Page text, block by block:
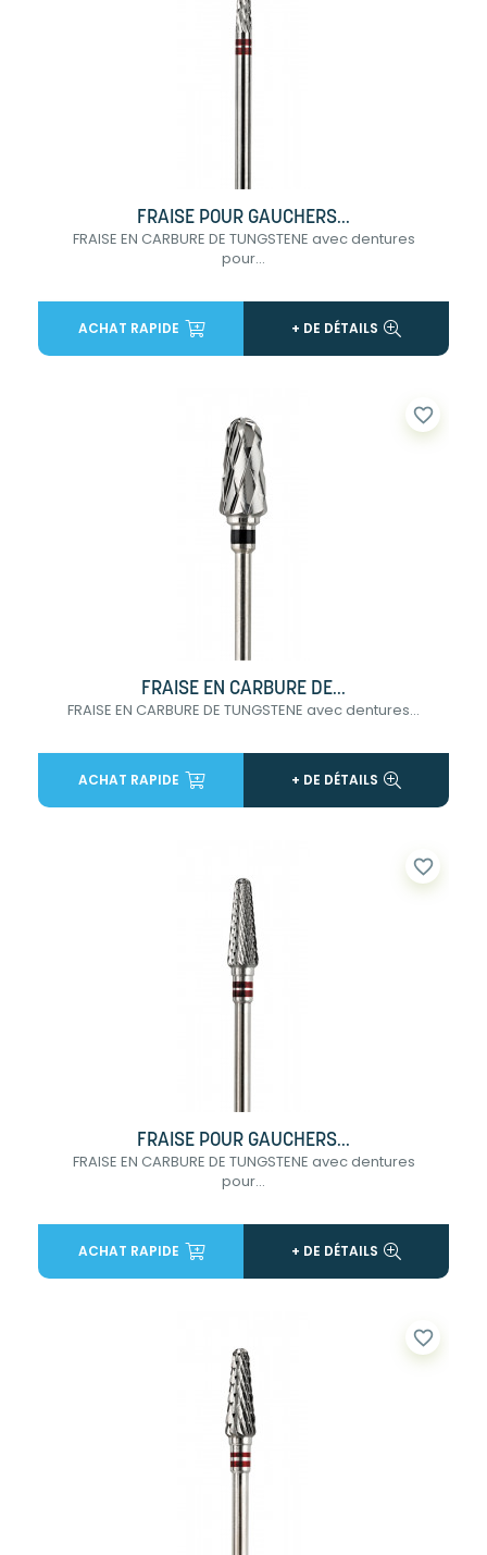
FRAISE POUR GAUCHERS...
FRAISE EN CARBURE DE TUNGSTENE avec dentures
pour...
ACHAT RAPIDE + DE DÉTAILS
favorite_border
FRAISE EN CARBURE DE...
FRAISE EN CARBURE DE TUNGSTENE avec dentures...
ACHAT RAPIDE + DE DÉTAILS
favorite_border
FRAISE POUR GAUCHERS...
FRAISE EN CARBURE DE TUNGSTENE avec dentures
pour...
ACHAT RAPIDE + DE DÉTAILS
favorite_border